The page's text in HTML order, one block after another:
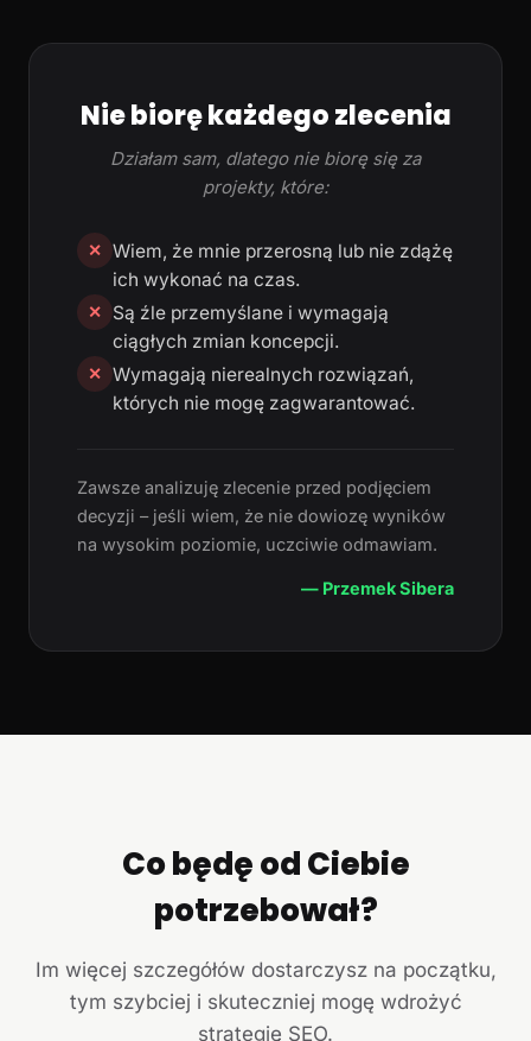
Nie biorę każdego zlecenia
Działam sam, dlatego nie biorę się za
projekty, które:
✕ Wiem, że mnie przerosną lub nie zdążę
ich wykonać na czas.
✕
Są źle przemyślane i wymagają
ciągłych zmian koncepcji.
✕ Wymagają nierealnych rozwiązań,
których nie mogę zagwarantować.
Zawsze analizuję zlecenie przed podjęciem
decyzji – jeśli wiem, że nie dowiozę wyników
na wysokim poziomie, uczciwie odmawiam.
— Przemek Sibera
Co będę od Ciebie
potrzebował?
Im więcej szczegółów dostarczysz na początku,
tym szybciej i skuteczniej mogę wdrożyć
strategię SEO.